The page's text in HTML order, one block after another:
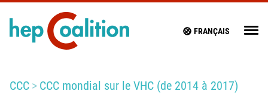
FRANÇAIS
CCC CCC mondial sur le VHC (de 2014 à 2017)